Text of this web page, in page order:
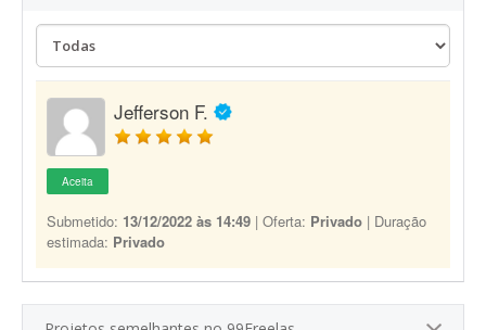
Jefferson F.
Aceita
Submetido: 13/12/2022 às 14:49 | Oferta: Privado | Duração
estimada: Privado